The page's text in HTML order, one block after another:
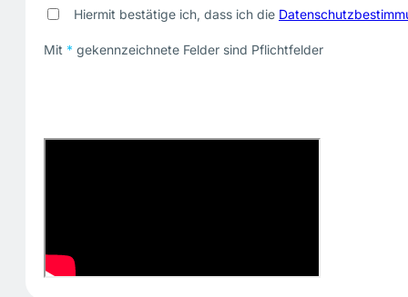
Hiermit bestätige ich, dass ich die
Mit * gekennzeichnete Felder sind Pflichtfelder